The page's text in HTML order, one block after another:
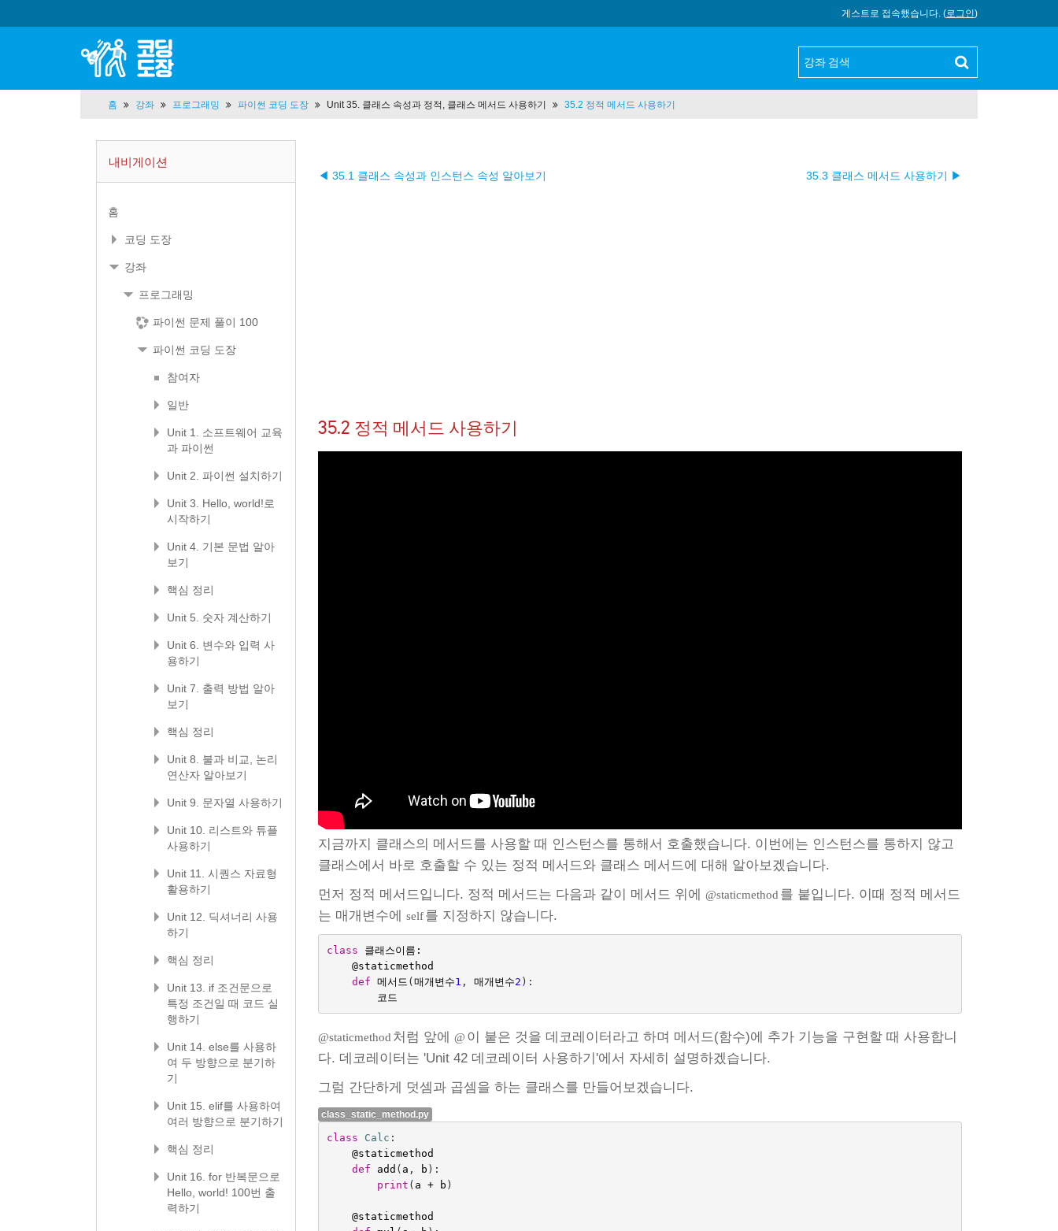
게스트로 접속했습니다. (로그인)
홈 강좌 프로그래밍 파이썬 코딩 도장 Unit 35. 클래스 속성과 정적, 클래스 메서드 사용하기 35.2 정적 메서드 사용하기
◀ 35.1 클래스 속성과 인스턴스 속성 알아보기 35.3 클래스 메서드 사용하기 ▶︎
35.2 정적 메서드 사용하기
지금까지 클래스의 메서드를 사용할 때 인스턴스를 통해서 호출했습니다. 이번에는 인스턴스를 통하지 않고
클래스에서 바로 호출할 수 있는 정적 메서드와 클래스 메서드에 대해 알아보겠습니다.
먼저 정적 메서드입니다. 정적 메서드는 다음과 같이 메서드 위에@staticmethod 를 붙입니다. 이때 정적 메서드
는 매개변수에self를 지정하지 않습니다.
class
클래스이름:
@staticmethod
def 메서드 (매개변수1 , 매개변수2 ):
코드
@staticmethod 처럼 앞에@ 이 붙은 것을 데코레이터라고 하며 메서드(함수)에 추가 기능을 구현할 때 사용합니
다. 데코레이터는 'Unit 42 데코레이터 사용하기'에서 자세히 설명하겠습니다.
그럼 간단하게 덧셈과 곱셈을 하는 클래스를 만들어보겠습니다.
class_static_method.py
class Calc :
@staticmethod
def
add ( a , b ):
print ( a + b )
@staticmethod
내비게이션
홈
코딩 도장
강좌
프로그래밍
파이썬 문제 풀이 100
파이썬 코딩 도장
참여자
일반
Unit 1. 소프트웨어 교육
과 파이썬
Unit 2. 파이썬 설치하기
Unit 3. Hello, world!로
시작하기
Unit 4. 기본 문법 알아
보기
핵심 정리
Unit 5. 숫자 계산하기
Unit 6. 변수와 입력 사
용하기
Unit 7. 출력 방법 알아
보기
핵심 정리
Unit 8. 불과 비교, 논리
연산자 알아보기
Unit 9. 문자열 사용하기
Unit 10. 리스트와 튜플
사용하기
Unit 11. 시퀀스 자료형
활용하기
Unit 12. 딕셔너리 사용
하기
핵심 정리
Unit 13. if 조건문으로
특정 조건일 때 코드 실
행하기
Unit 14. else를 사용하
여 두 방향으로 분기하
기
Unit 15. elif를 사용하여
여러 방향으로 분기하기
핵심 정리
Unit 16. for 반복문으로
Hello, world! 100번 출
력하기